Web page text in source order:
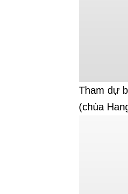
Tham dự
(chùa